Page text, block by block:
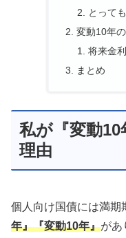
とって
変動10年
将来金
まとめ
私が『変動
理由
個人向け国債には満期
年』『変動10年』があ